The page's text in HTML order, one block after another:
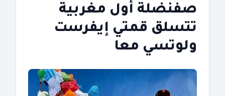
صفنضلة أول مغربية
تتسلق قمتي إيفرست
ولوتسي معا